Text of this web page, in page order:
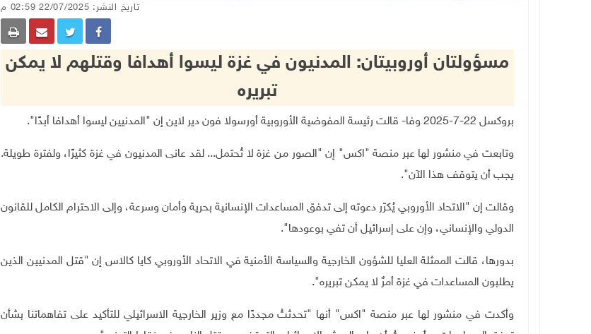
تاريخ النشر: 22/07/2025 02:59 م
مسؤولتان أوروبيتان: المدنيون في غزة ليسوا أهدافا وقتلهم لا يمكن
تبريره
بروكسل 22-7-2025 وفا- قالت رئيسة المفوضية الأوروبية أورسولا فون دير لاين إن "المدنيين ليسوا أهدافا أبدًا".
وتابعت في منشور لها عبر منصة "اكس" إن "الصور من غزة لا تُحتمل... لقد عانى المدنيون في غزة كثيرًا، ولفترة طويلة.
يجب أن يتوقف هذا الآن".
وقالت إن "الاتحاد الأوروبي يُكرّر دعوته إلى تدفق المساعدات الإنسانية بحرية وأمان وسرعة، وإلى الاحترام الكامل للقانون
الدولي والإنساني، وإن على إسرائيل أن تفي بوعودها".
بدورها، قالت الممثلة العليا للشؤون الخارجية والسياسة الأمنية في الاتحاد الأوروبي كايا كالاس إن "قتل المدنيين الذين
يطلبون المساعدات في غزة أمرٌ لا يمكن تبريره".
وأكدت في منشور لها عبر منصة "اكس" أنها "تحدثتُ مجددًا مع وزير الخارجية الاسرائيلي للتأكيد على تفاهماتنا بشأن